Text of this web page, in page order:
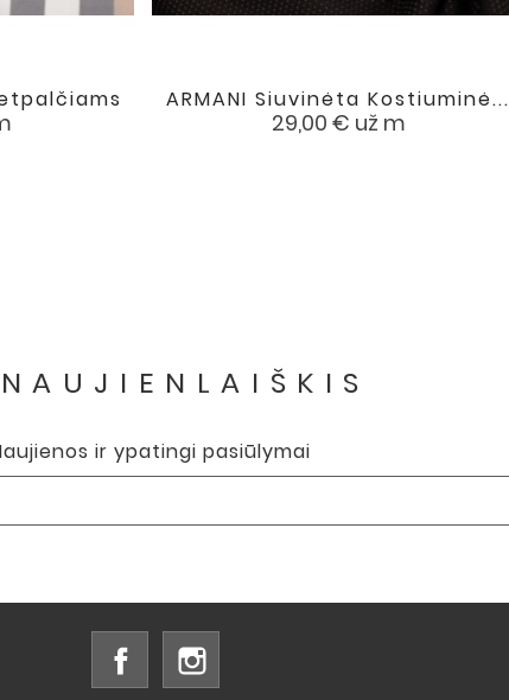
ARMANI Siuvinėta Kostiuminė...
Kaina
29,00 € už m

NAUJIENLAIŠKIS
ir ypatingi pasiūlymai
Facebook